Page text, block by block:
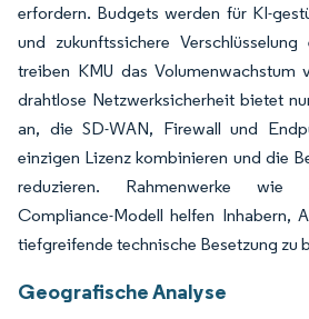
erfordern. Budgets werden für KI-
und zukunftssichere
treiben KMU das Volumenwachstum
drahtlose Netzwerksicherheit bietet
an, die SD-WAN, Firewall und
einzigen Lizenz kombinieren und die
reduzieren. Rahmenwerke wie
Compliance-Modell helfen Inhabern,
tiefgreifende technische Besetzung zu
Geografische Analyse